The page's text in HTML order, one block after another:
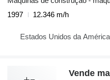
1997
12.346 m/h
Estados Unidos da
Vende